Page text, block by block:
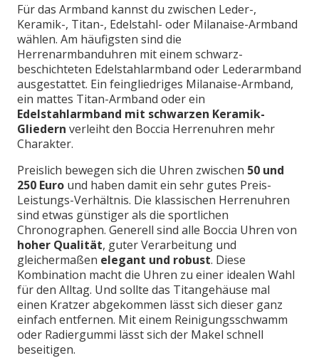
Für das Armband kannst du zwischen Leder-,
Keramik-, Titan-, Edelstahl- oder Milanaise-Armband
wählen. Am häufigsten sind die
Herrenarmbanduhren mit einem schwarz-
beschichteten Edelstahlarmband oder Lederarmband
ausgestattet. Ein feingliedriges Milanaise-Armband,
ein mattes Titan-Armband oder ein
Edelstahlarmband mit schwarzen Keramik-
Gliedern verleiht den Boccia Herrenuhren mehr
Charakter.
Preislich bewegen sich die Uhren zwischen 50 und
250 Euro und haben damit ein sehr gutes Preis-
Leistungs-Verhältnis. Die klassischen Herrenuhren
sind etwas günstiger als die sportlichen
Chronographen. Generell sind alle Boccia Uhren von
hoher Qualität, guter Verarbeitung und
gleichermaßen elegant und robust. Diese
Kombination macht die Uhren zu einer idealen Wahl
für den Alltag. Und sollte das Titangehäuse mal
einen Kratzer abgekommen lässt sich dieser ganz
einfach entfernen. Mit einem Reinigungsschwamm
oder Radiergummi lässt sich der Makel schnell
beseitigen.